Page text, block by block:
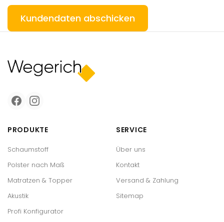
PRODUKTE
Schaumstoff
Polster nach Maß
Matratzen & Topper
Akustik
Profi Konfigurator
SERVICE
Über uns
Kontakt
Versand & Zahlung
Sitemap